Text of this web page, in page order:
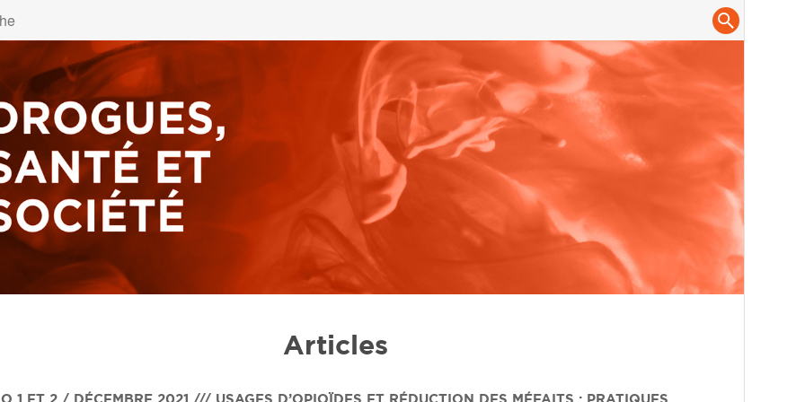
Articles
1 ET 2 / DÉCEMBRE 2021 /// USAGES D’OPIOÏDES ET RÉDUCTION DES MÉFAITS : PRATIQUES